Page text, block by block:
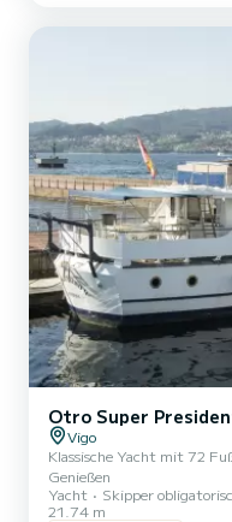
machen. Die
Otro Super
Vigo
Klassische Yacht mit 72
Genießen
Yacht
Skipper
21.74 m